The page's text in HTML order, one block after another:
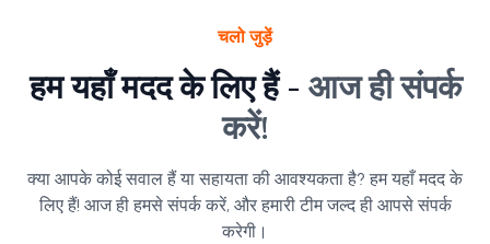
चलो जुड़ें
हम यहाँ मदद के लिए हैं - आज ही संपर्क
करें!
क्या आपके कोई सवाल हैं या सहायता की आवश्यकता है? हम यहाँ मदद के
लिए हैं! आज ही हमसे संपर्क करें, और हमारी टीम जल्द ही आपसे संपर्क
करेगी।